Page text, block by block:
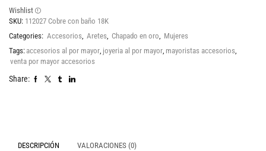
Wishlist
SKU: 112027 Cobre con baño 18K
Categories: Accesorios, Aretes, Chapado en oro, Mujeres
Tags: accesorios al por mayor, joyeria al por mayor, mayoristas accesorios,
venta por mayor accesorios
Share:
DESCRIPCIÓN VALORACIONES (0)